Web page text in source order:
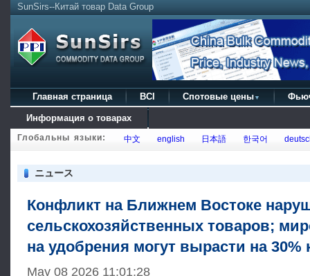
SunSirs--Китай товар Data Group
Главная страница BCI Спотовые цены ▼
Информация о товарах
Глобальны языки: 中文 english 日本語 한국어
ニュース
Конфликт на Ближнем Востоке
сельскохозяйственных товаров;
на удобрения могут вырасти на 30%
May 08 2026 11:01:28